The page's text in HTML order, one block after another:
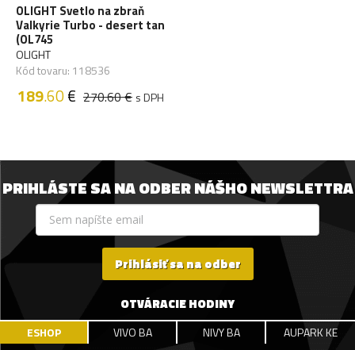
OLIGHT Svetlo na zbraň
Valkyrie Turbo - desert tan
(OL745
OLIGHT
Kód tovaru: 118536
189.60€ 270.60 € s DPH
PRIHLÁSTE SA NA ODBER NÁŠHO NEWSLETTRA
Prihlásiť sa na odber
OTVÁRACIE HODINY
ESHOP VIVO BA NIVY BA AUPARK KE